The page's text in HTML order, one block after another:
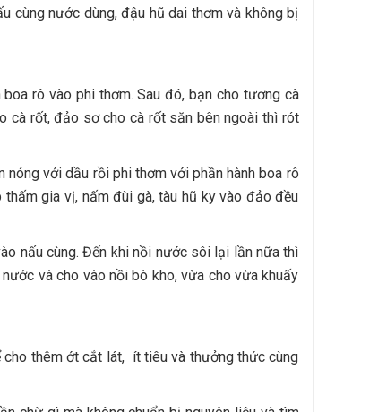
cùng nước dùng, đậu hũ dai thơm và không bị
rô vào phi thơm. Sau đó, bạn cho tương cà
cà rốt, đảo sơ cho cà rốt săn bên ngoài thì rót
với dầu rồi phi thơm với phần hành boa rô
gia vị, nấm đùi gà, tàu hũ ky vào đảo đều
nấu cùng. Đến khi nồi nước sôi lại lần nữa thì
và cho vào nồi bò kho, vừa cho vừa khuấy
cho thêm ớt cắt lát, ít tiêu và thưởng thức cùng